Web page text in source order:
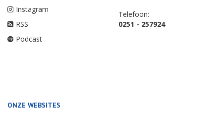
Instagram
RSS
Podcast
Telefoon:
0251 - 257924
ONZE WEBSITES